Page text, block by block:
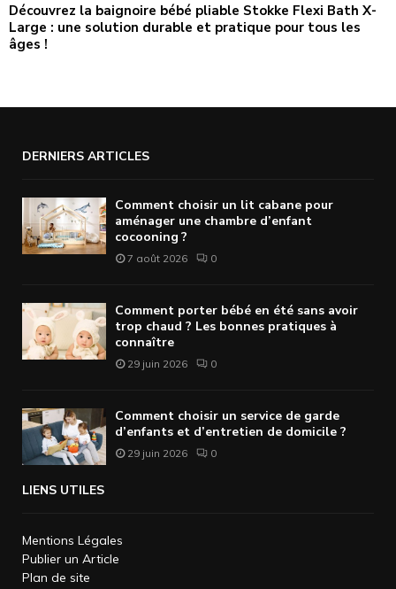
Découvrez la baignoire bébé pliable Stokke Flexi Bath X-
Large : une solution durable et pratique pour tous les
âges !
DERNIERS ARTICLES
Comment choisir un lit cabane pour
aménager une chambre d’enfant
cocooning ?
7 août 2026 0
Comment porter bébé en été sans avoir
trop chaud ? Les bonnes pratiques à
connaître
29 juin 2026 0
Comment choisir un service de garde
d’enfants et d’entretien de domicile ?
29 juin 2026 0
LIENS UTILES
Mentions Légales
Publier un Article
Plan de site